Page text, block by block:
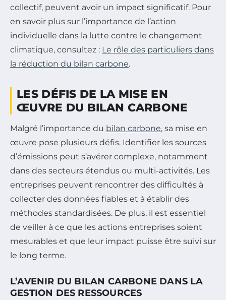
collectif, peuvent avoir un impact significatif. Pour
en savoir plus sur l’importance de l’action
individuelle dans la lutte contre le changement
climatique, consultez : Le rôle des particuliers dans
la réduction du bilan carbone.
LES DÉFIS DE LA MISE EN
ŒUVRE DU BILAN CARBONE
Malgré l’importance du bilan carbone, sa mise en
œuvre pose plusieurs défis. Identifier les sources
d’émissions peut s’avérer complexe, notamment
dans des secteurs étendus ou multi-activités. Les
entreprises peuvent rencontrer des difficultés à
collecter des données fiables et à établir des
méthodes standardisées. De plus, il est essentiel
de veiller à ce que les actions entreprises soient
mesurables et que leur impact puisse être suivi sur
le long terme.
L’AVENIR DU BILAN CARBONE DANS LA
GESTION DES RESSOURCES